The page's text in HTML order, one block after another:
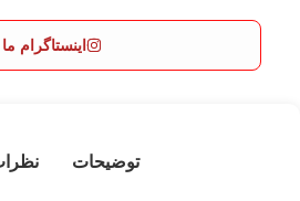
اینستاگرام ما
توضیحات